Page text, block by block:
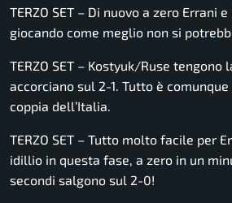
TERZO SET – Di nuovo a zero Errani
giocando come meglio non si
TERZO SET – Kostyuk/Ruse
accorciano sul 2-1. Tutto è
coppia dell’Italia.
TERZO SET – Tutto molto facile per
idillio in questa fase, a zero in un
secondi salgono sul 2-0!